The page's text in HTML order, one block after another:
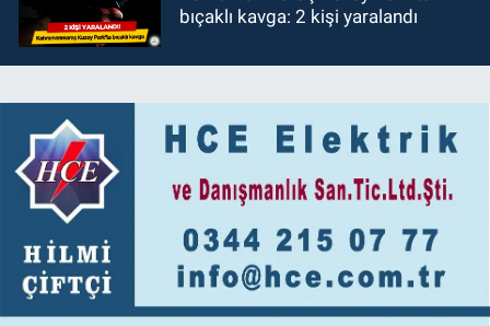
bıçaklı kavga: 2 kişi yaralandı